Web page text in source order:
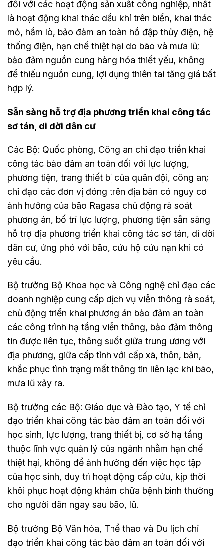
đối với các hoạt động sản xuất công nghiệp, nhất
là hoạt động khai thác dầu khí trên biển, khai thác
mỏ, hầm lò, bảo đảm an toàn hồ đập thủy điện, hệ
thống điện, hạn chế thiệt hại do bão và mưa lũ;
bảo đảm nguồn cung hàng hóa thiết yếu, không
để thiếu nguồn cung, lợi dụng thiên tai tăng giá bất
hợp lý.
Sẵn sàng hỗ trợ địa phương triển khai công tác
sơ tán, di dời dân cư
Các Bộ: Quốc phòng, Công an chỉ đạo triển khai
công tác bảo đảm an toàn đối với lực lượng,
phương tiện, trang thiết bị của quân đội, công an;
chỉ đạo các đơn vị đóng trên địa bàn có nguy cơ
ảnh hưởng của bão Ragasa chủ động rà soát
phương án, bố trí lực lượng, phương tiện sẵn sàng
hỗ trợ địa phương triển khai công tác sơ tán, di dời
dân cư, ứng phó với bão, cứu hộ cứu nạn khi có
yêu cầu.
Bộ trưởng Bộ Khoa học và Công nghệ chỉ đạo các
doanh nghiệp cung cấp dịch vụ viễn thông rà soát,
chủ động triển khai phương án bảo đảm an toàn
các công trình hạ tầng viễn thông, bảo đảm thông
tin được liên tục, thông suốt giữa trung ương với
địa phương, giữa cấp tỉnh với cấp xã, thôn, bản,
khắc phục tình trạng mất thông tin liên lạc khi bão,
mưa lũ xảy ra.
Bộ trưởng các Bộ: Giáo dục và Đào tạo, Y tế chỉ
đạo triển khai công tác bảo đảm an toàn đối với
học sinh, lực lượng, trang thiết bị, cơ sở hạ tầng
thuộc lĩnh vực quản lý của ngành nhằm hạn chế
thiệt hại, không để ảnh hưởng đến việc học tập
của học sinh, duy trì hoạt động cấp cứu, kịp thời
khôi phục hoạt động khám chữa bệnh bình thường
cho người dân ngay sau bão, lũ.
Bộ trưởng Bộ Văn hóa, Thể thao và Du lịch chỉ
đạo triển khai công tác bảo đảm an toàn đối với